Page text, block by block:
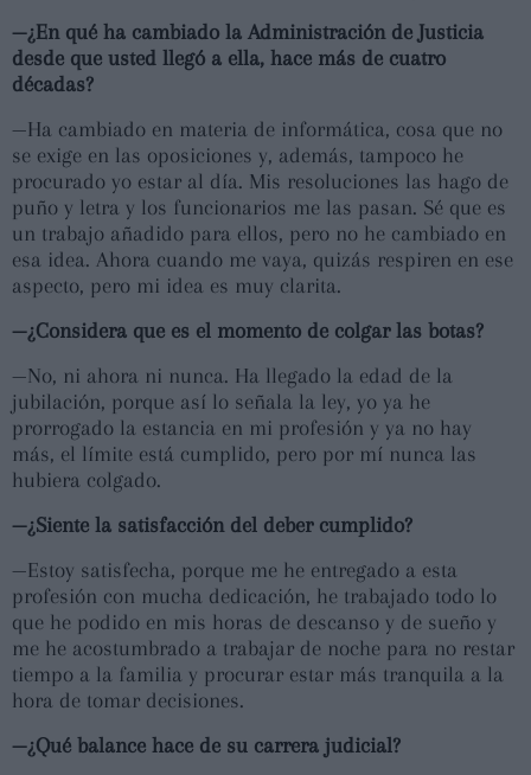
—¿En qué ha cambiado la Administración de Justicia
desde que usted llegó a ella, hace más de cuatro
décadas?
—Ha cambiado en materia de informática, cosa que no
se exige en las oposiciones y, además, tampoco he
procurado yo estar al día. Mis resoluciones las hago de
puño y letra y los funcionarios me las pasan. Sé que es
un trabajo añadido para ellos, pero no he cambiado en
esa idea. Ahora cuando me vaya, quizás respiren en ese
aspecto, pero mi idea es muy clarita.
—¿Considera que es el momento de colgar las botas?
—No, ni ahora ni nunca. Ha llegado la edad de la
jubilación, porque así lo señala la ley, yo ya he
prorrogado la estancia en mi profesión y ya no hay
más, el límite está cumplido, pero por mí nunca las
hubiera colgado.
—¿Siente la satisfacción del deber cumplido?
—Estoy satisfecha, porque me he entregado a esta
profesión con mucha dedicación, he trabajado todo lo
que he podido en mis horas de descanso y de sueño y
me he acostumbrado a trabajar de noche para no restar
tiempo a la familia y procurar estar más tranquila a la
hora de tomar decisiones.
—¿Qué balance hace de su carrera judicial?